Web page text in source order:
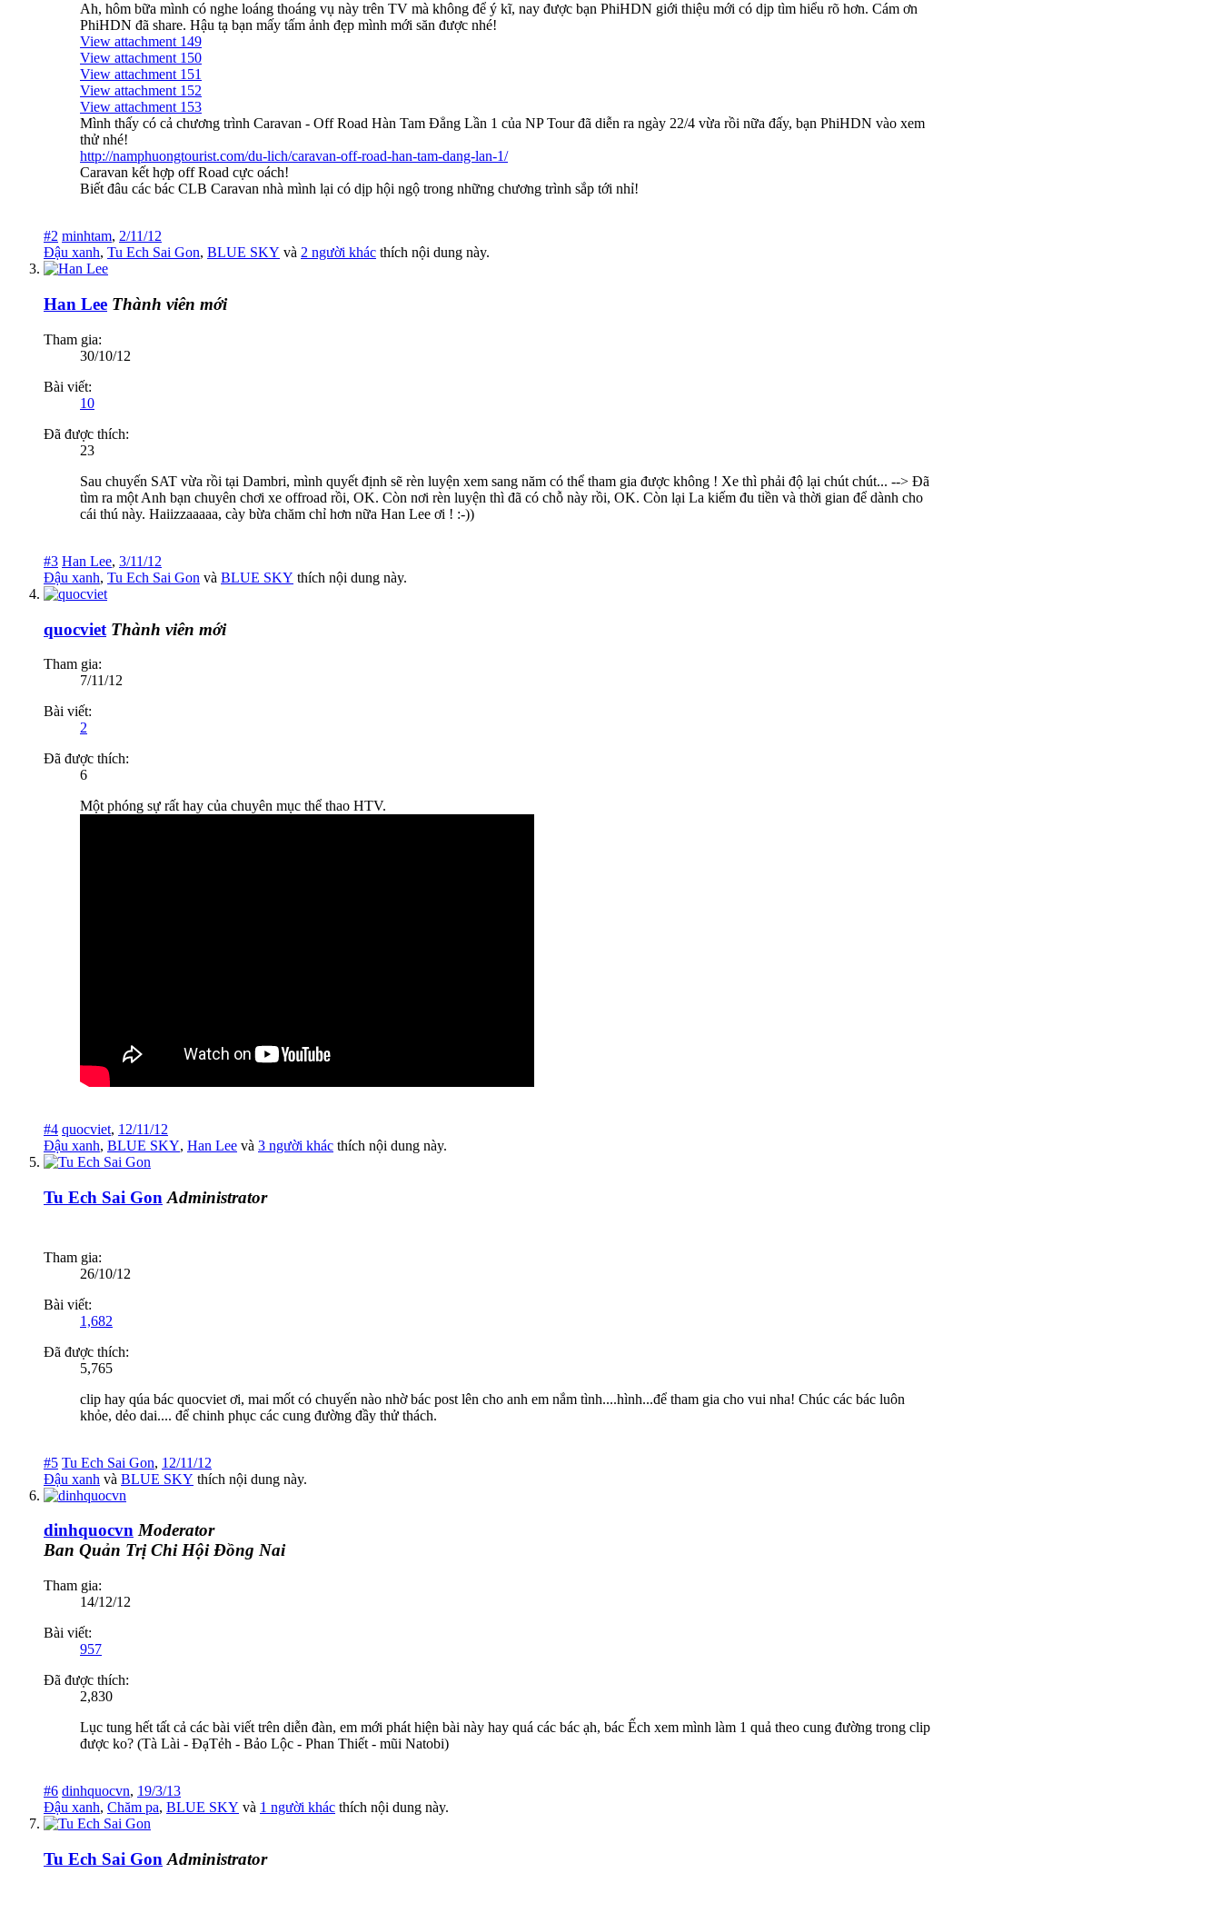
Ah, hôm bữa mình có nghe loáng thoáng vụ này trên TV mà không để ý kĩ, nay được bạn PhiHDN giới thiệu mới có dịp tìm hiểu rõ hơn. Cám ơn
PhiHDN đã share. Hậu tạ bạn mấy tấm ảnh đẹp mình mới săn được nhé!
View attachment 149
View attachment 150
View attachment 151
View attachment 152
View attachment 153
Mình thấy có cả chương trình Caravan - Off Road Hàn Tam Đẳng Lần 1 của NP Tour đã diễn ra ngày 22/4 vừa rồi nữa đấy, bạn PhiHDN vào xem
thử nhé!
http://namphuongtourist.com/du-lich/caravan-off-road-han-tam-dang-lan-1/
Caravan kết hợp off Road cực oách!
Biết đâu các bác CLB Caravan nhà mình lại có dịp hội ngộ trong những chương trình sắp tới nhỉ!
#2 minhtam, 2/11/12
Đậu xanh, Tu Ech Sai Gon, BLUE SKY và 2 người khác thích nội dung này.
Han Lee Thành viên mới
Tham gia:
30/10/12
Bài viết:
10
Đã được thích:
23
Sau chuyến SAT vừa rồi tại Dambri, mình quyết định sẽ rèn luyện xem sang năm có thể tham gia được không ! Xe thì phải độ lại chút chút... --> Đã
tìm ra một Anh bạn chuyên chơi xe offroad rồi, OK. Còn nơi rèn luyện thì đã có chỗ này rồi, OK. Còn lại La kiếm đu tiền và thời gian để dành cho
cái thú này. Haiizzaaaaa, cày bừa chăm chỉ hơn nữa Han Lee ơi ! :-))
#3 Han Lee, 3/11/12
Đậu xanh, Tu Ech Sai Gon và BLUE SKY thích nội dung này.
quocviet Thành viên mới
Tham gia:
7/11/12
Bài viết:
2
Đã được thích:
6
Một phóng sự rất hay của chuyên mục thể thao HTV.
#4 quocviet, 12/11/12
Đậu xanh, BLUE SKY, Han Lee và 3 người khác thích nội dung này.
Tu Ech Sai Gon Administrator
Tham gia:
26/10/12
Bài viết:
1,682
Đã được thích:
5,765
clip hay qúa bác quocviet ơi, mai mốt có chuyến nào nhờ bác post lên cho anh em nắm tình....hình...để tham gia cho vui nha! Chúc các bác luôn
khỏe, dẻo dai.... để chinh phục các cung đường đầy thử thách.
#5 Tu Ech Sai Gon, 12/11/12
Đậu xanh và BLUE SKY thích nội dung này.
dinhquocvn Moderator
Ban Quản Trị Chi Hội Đồng Nai
Tham gia:
14/12/12
Bài viết:
957
Đã được thích:
2,830
Lục tung hết tất cả các bài viết trên diễn đàn, em mới phát hiện bài này hay quá các bác ạh, bác Ếch xem mình làm 1 quả theo cung đường trong clip
được ko? (Tà Lài - ĐạTẻh - Bảo Lộc - Phan Thiết - mũi Natobi)
#6 dinhquocvn, 19/3/13
Đậu xanh, Chăm pa, BLUE SKY và 1 người khác thích nội dung này.
Tu Ech Sai Gon Administrator